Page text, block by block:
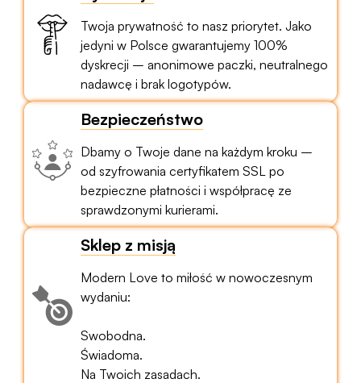
Twoja prywatność to nasz priorytet. Jako
jedyni w Polsce gwarantujemy 100%
dyskrecji – anonimowe paczki, neutralnego
nadawcę i brak logotypów.
Bezpieczeństwo
Dbamy o Twoje dane na każdym kroku –
od szyfrowania certyfikatem SSL po
bezpieczne płatności i współpracę ze
sprawdzonymi kurierami.
Sklep z misją
Modern Love to miłość w nowoczesnym
wydaniu:
Swobodna.
Świadoma.
Na Twoich zasadach.